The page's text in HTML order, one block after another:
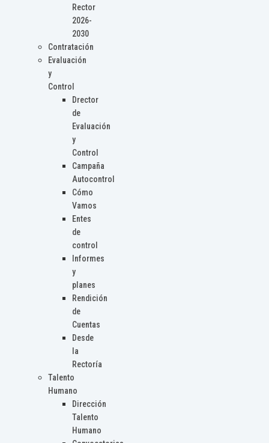
Rector
2026-
2030
Contratación
Evaluación
y
Control
Drector
de
Evaluación
y
Control
Campaña
Autocontrol
Cómo
Vamos
Entes
de
control
Informes
y
planes
Rendición
de
Cuentas
Desde
la
Rectoría
Talento
Humano
Dirección
Talento
Humano